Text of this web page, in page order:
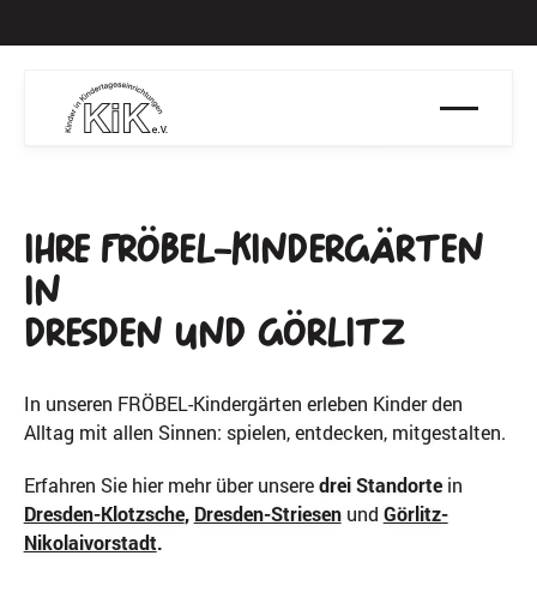
Aktuell Plätze
Ihre Fröbel-Kindergärten
in
Dresden und Görlitz
In unseren FRÖBEL-Kindergärten erleben Kinder den
Alltag mit allen Sinnen: spielen, entdecken, mitgestalten.
Erfahren Sie hier mehr über unseredrei Standortein
Dresden-Klotzsche, Dresden-Striesenund Görlitz-
Nikolaivorstadt.